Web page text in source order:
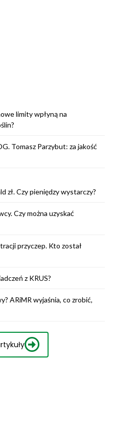
limity wpłyną na
Tomasz Parzybut: za jakość
zł. Czy pieniędzy wystarczy?
Czy można uzyskać
przyczep. Kto został
z KRUS?
ARiMR wyjaśnia, co zrobić,